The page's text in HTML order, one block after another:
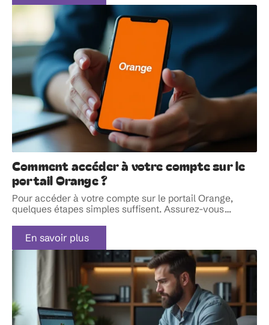
Comment accéder à votre compte sur le
portail Orange ?
Pour accéder à votre compte sur le portail Orange,
quelques étapes simples suffisent. Assurez-vous…
En savoir plus